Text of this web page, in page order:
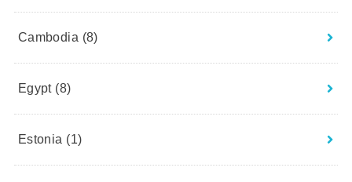
Cambodia (8)
Egypt (8)
Estonia (1)